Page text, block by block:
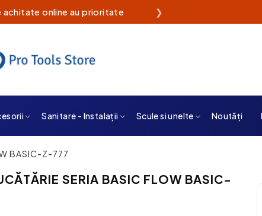
rapidă din stoc propriu ❯
Sanitare - Instalații Scule si unelte Noutăți
BASIC-Z-777
SERIA BASIC FLOW BASIC-